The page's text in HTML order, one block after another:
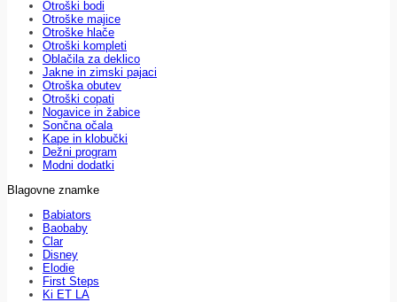
Otroški bodi
Otroške majice
Otroške hlače
Otroški kompleti
Oblačila za deklico
Jakne in zimski pajaci
Otroška obutev
Otroški copati
Nogavice in žabice
Sončna očala
Kape in klobučki
Dežni program
Modni dodatki
Blagovne znamke
Babiators
Baobaby
Clar
Disney
Elodie
First Steps
Ki ET LA